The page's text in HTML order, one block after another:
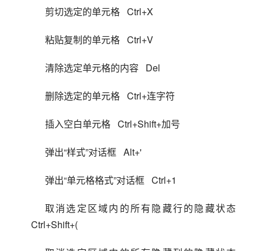
剪切选定的单元格   Ctrl+X
粘贴复制的单元格   Ctrl+V
清除选定单元格的内容   Del
删除选定的单元格   Ctrl+连字符
插入空白单元格   Ctrl+Shift+加号
弹出“样式”对话框   Alt+'
弹出“单元格格式”对话框   Ctrl+1
取消选定区域内的所有隐藏行的隐藏状态
Ctrl+Shift+(